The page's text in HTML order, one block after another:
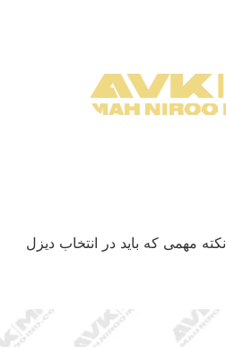
10 نکته مهمی که باید در انتخاب دیزل